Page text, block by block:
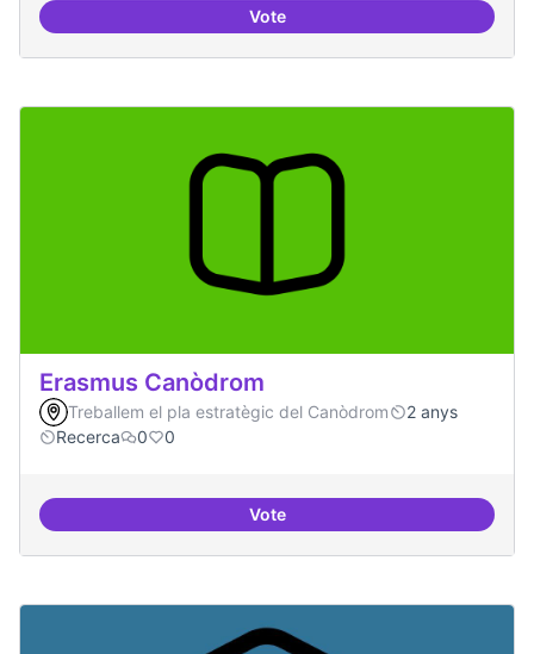
VoteProjectes de recerca
Erasmus Canòdrom
Treballem el pla estratègic del Canòdrom
2 anys
Recerca
0 0
VoteErasmus Canòdrom